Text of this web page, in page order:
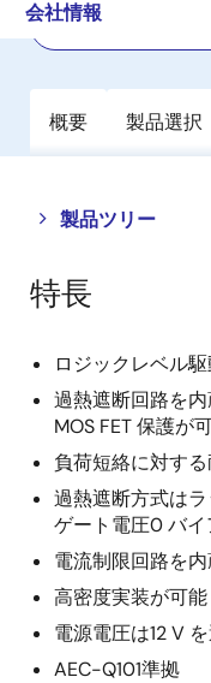
会社情報
概要 製品選択
製品ツリー
Close
tree
menu
Open
tree
menu
特長
ロジックレベル
過熱遮断回路を
MOS FET 保護が
負荷短絡に対す
過熱遮断方式は
ゲート電圧0 バイ
電流制限回路を
高密度実装が可能
電源電圧は12 V
AEC-Q101準拠